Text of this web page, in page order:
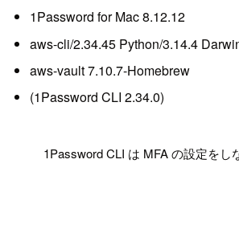
1Password for Mac 8.12.12
aws-cli/2.34.45 Python/3.14.4
aws-vault 7.10.7-Homebrew
(1Password CLI 2.34.0)
1Password CLI は MFA の設定をし